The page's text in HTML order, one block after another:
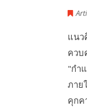
แนว
ควบ
"กำ
ภาย
คุกค